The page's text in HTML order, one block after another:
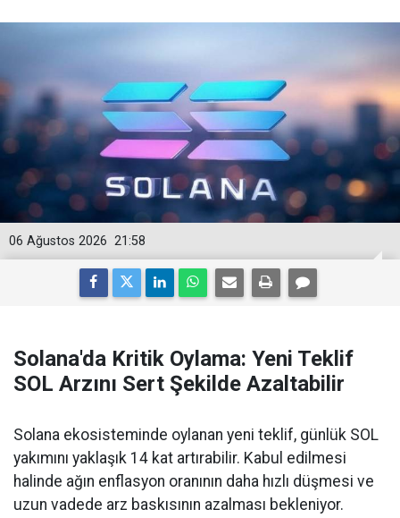
21:58
06 Ağustos 2026
Solana'da Kritik Oylama: Yeni Teklif
SOL Arzını Sert Şekilde Azaltabilir
Solana ekosisteminde oylanan yeni teklif, günlük SOL
yakımını yaklaşık 14 kat artırabilir. Kabul edilmesi
halinde ağın enflasyon oranının daha hızlı düşmesi ve
uzun vadede arz baskısının azalması bekleniyor.